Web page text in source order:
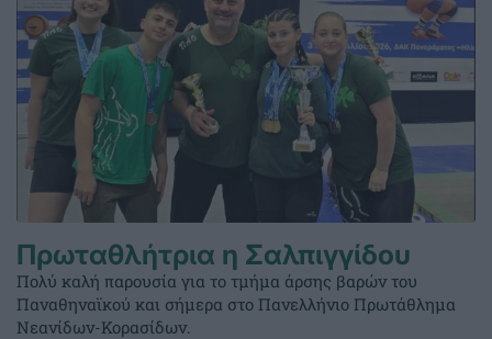
Πρωταθλήτρια η Σαλπιγγίδου
Πολύ καλή παρουσία για το τμήμα άρσης βαρών του
Παναθηναϊκού και σήμερα στο Πανελλήνιο Πρωτάθλημα
Νεανίδων-Κορασίδων.